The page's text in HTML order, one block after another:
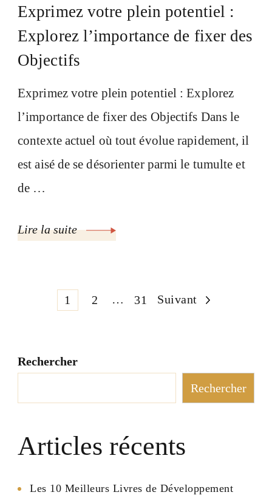
Exprimez votre plein potentiel :
Explorez l’importance de fixer des
Objectifs
Exprimez votre plein potentiel : Explorez
l’importance de fixer des Objectifs Dans le
contexte actuel où tout évolue rapidement, il
est aisé de se désorienter parmi le tumulte et
de …
Lire la suite
Pagination
publications
Page
1 Page
2 … Page
31 Suivant
Rechercher
Rechercher
Articles récents
Les 10 Meilleurs Livres de Développement